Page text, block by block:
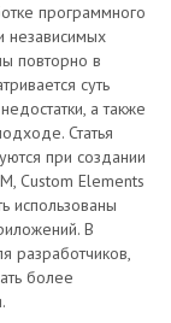
программного
независимых
повторно в
суть
а также
Статья
при создании
Custom Elements
использованы
В
разработчиков,
более